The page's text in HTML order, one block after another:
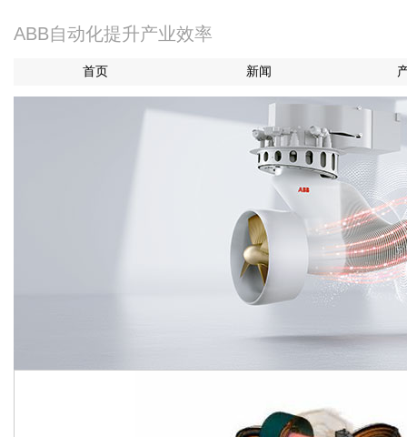
ABB自动化提升产业效率
首页 新闻